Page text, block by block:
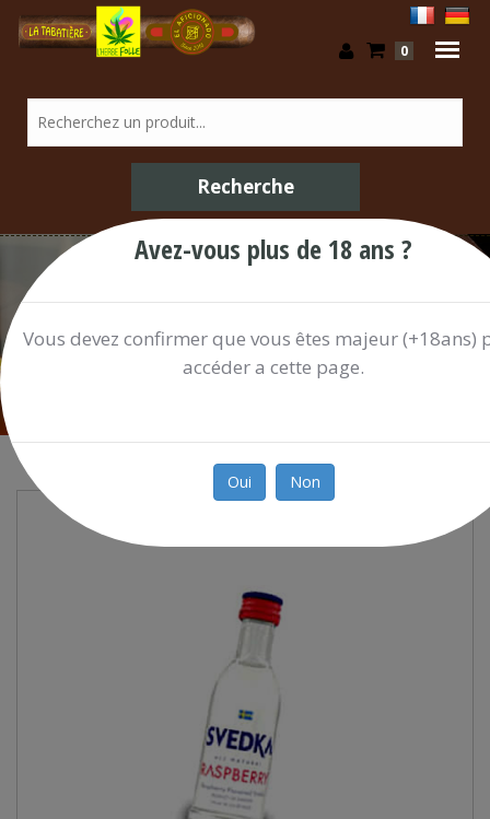
0
Boissons Alcoolisées / Shop
Avez-vous plus de 18 ans ?
Vous devez confirmer que vous êtes majeur (+18ans)
accéder a cette page.
Oui Non